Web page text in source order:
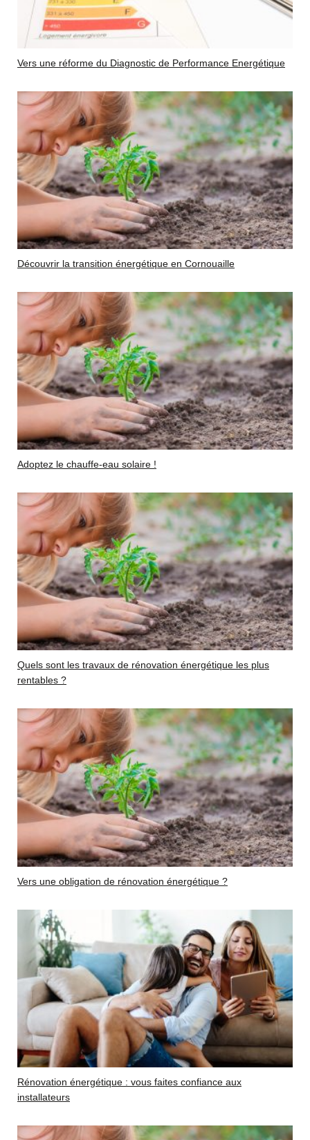
Vers une réforme du Diagnostic de Performance Energétique
Découvrir la transition énergétique en Cornouaille
Adoptez le chauffe-eau solaire !
Quels sont les travaux de rénovation énergétique les plus
rentables ?
Vers une obligation de rénovation énergétique ?
Rénovation énergétique : vous faites confiance aux
installateurs